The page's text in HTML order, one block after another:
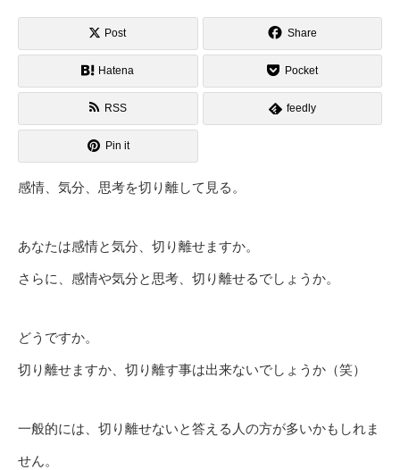
Post Share
Hatena Pocket
RSS feedly
Pin it
感情、気分、思考を切り離して見る。
あなたは感情と気分、切り離せますか。
さらに、感情や気分と思考、切り離せるでしょうか。
どうですか。
切り離せますか、切り離す事は出来ないでしょうか（笑）
一般的には、切り離せないと答える人の方が多いかもしれま
せん。